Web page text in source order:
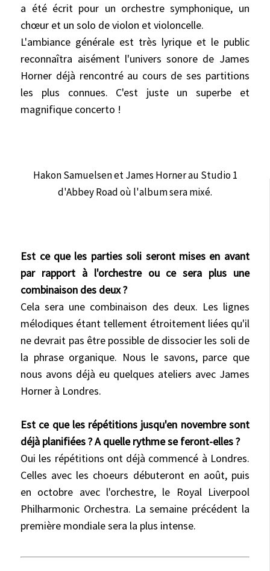
a été écrit pour un orchestre symphonique, un
chœur et un solo de violon et violoncelle.
L'ambiance générale est très lyrique et le public
reconnaîtra aisément l'univers sonore de James
Horner déjà rencontré au cours de ses partitions
les plus connues. C'est juste un superbe et
magnifique concerto !
Hakon Samuelsen et James Hornerau Studio 1
d'Abbey Road où l'album sera mixé.
Est ce que les parties soli seront mises en avant
par rapport à l'orchestre ou ce sera plus une
combinaison des deux ?
Cela sera une combinaison des deux. Les lignes
mélodiques étant tellement étroitement liées qu'il
ne devrait pas être possible de dissocier les soli de
la phrase organique. Nous le savons, parce que
nous avons déjà eu quelques ateliers avec James
Horner à Londres.
Est ce que les répétitions jusqu'en novembre sont
déjà planifiées ? A quelle rythme se feront-elles ?
Oui les répétitions ont déjà commencé à Londres.
Celles avec les choeurs débuteront en août, puis
en octobre avec l'orchestre, le Royal Liverpool
Philharmonic Orchestra. La semaine précédent la
première mondiale sera la plus intense.